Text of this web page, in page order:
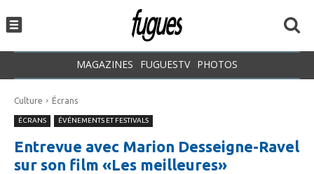
MAGAZINES FUGUESTV PHOTOS
Culture Écrans
ÉCRANS ÉVÉNEMENTS ET FESTIVALS
Entrevue avec Marion Desseigne-Ravel
sur son film «Les meilleures»